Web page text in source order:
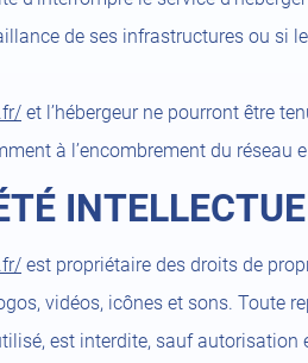
de ses infrastructures ou si
et l’hébergeur ne pourront être
à l’encombrement du réseau
est propriétaire des droits de
vidéos, icônes et sons. Toute
est interdite, sauf autorisation